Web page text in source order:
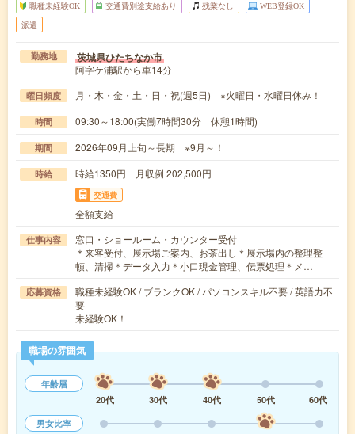
職種未経験OK 交通費別途支給あり 残業なし WEB登録OK
派遣
勤務地 茨城県ひたちなか市
阿字ケ浦駅から車14分
曜日頻度 月・木・金・土・日・祝(週5日) ※火曜日・水曜日休み！
時間 09:30～18:00(実働7時間30分 休憩1時間)
期間 2026年09月上旬～長期 ※9月～！
時給 時給1350円 月収例 202,500円
交通費
全額支給
仕事内容
窓口・ショールーム・カウンター受付
＊来客受付、展示場ご案内、お茶出し＊展示場内の整理整
頓、清掃＊データ入力＊小口現金管理、伝票処理＊メ…
応募資格
職種未経験OK / ブランクOK / パソコンスキル不要 / 英語力不
要
未経験OK！
職場の雰囲気
年齢層
20代
30代 40代 50代
60代
男女比率